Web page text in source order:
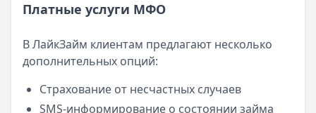
Платные услуги МФО
В ЛайкЗайм клиентам предлагают несколько
дополнительных опций:
Страхование от несчастных случаев
SMS-информирование о состоянии займа